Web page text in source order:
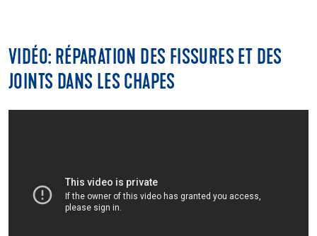
VIDÉO: RÉPARATION DES FISSURES ET DES
JOINTS DANS LES CHAPES